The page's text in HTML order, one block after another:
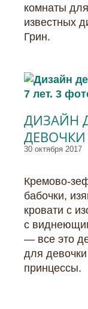
комнаты
известных
Грин.
ДИЗАЙН
ДЕВОЧКИ
30 октября 2017
Кремово-
бабочки,
кровати с
с
— все это
для
принцессы.